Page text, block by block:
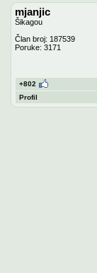
mjanjic
Šikagou
Član broj: 187539
Poruke: 3171
+802
Profil